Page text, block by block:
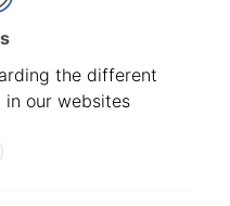
the different
in our websites